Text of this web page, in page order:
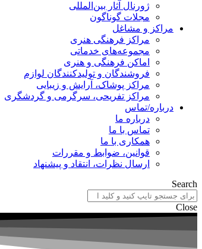
ژورنال آثار بین‌المللی
مجلات گوناگون
مراکز و مشاغل
مراکز فرهنگی هنری
مجموعه‌های خدماتی
اماکن فرهنگی و هنری
فروشندگان و تولیدکنندگان لوازم
مراکز پوشاک، آرایش و زیبایی
مراکز تفریحی، سرگرمی و گردشگری
درباره/تماس
درباره ما
تماس با ما
همکاری با ما
قوانین، ضوابط و مقررات
ارسال نظرات، انتقاد و پیشنهاد
Search
Close